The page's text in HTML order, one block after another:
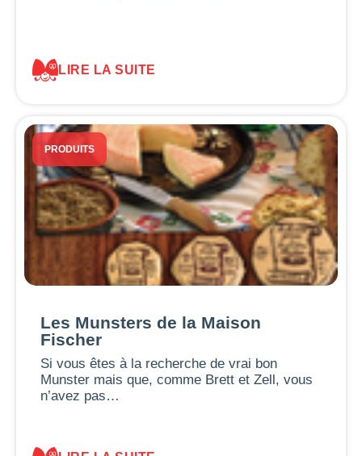
LIRE LA SUITE
PRODUITS
Les Munsters de la Maison
Fischer
Si vous êtes à la recherche de vrai bon
Munster mais que, comme Brett et Zell, vous
n’avez pas…